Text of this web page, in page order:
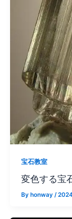
宝石教室
変色する宝
By honway /